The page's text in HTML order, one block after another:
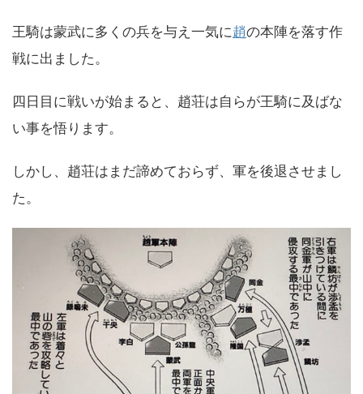
王騎は蒙武に多くの兵を与え一気に趙の本陣を落す作
戦に出ました。
四日目に戦いが始まると、趙荘は自らが王騎に及ばな
い事を悟ります。
しかし、趙荘はまだ諦めておらず、軍を後退させまし
た。